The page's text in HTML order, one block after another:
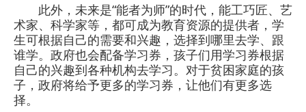
此外，未来是“能者为师”的时代，能工巧匠、艺
术家、科学家等，都可成为教育资源的提供者，学
生可根据自己的需要和兴趣，选择到哪里去学、跟
谁学。政府也会配备学习券，孩子们用学习券根据
自己的兴趣到各种机构去学习。对于贫困家庭的孩
子，政府将给予更多的学习券，让他们有更多选
择。